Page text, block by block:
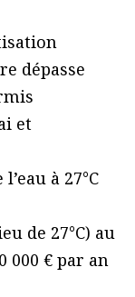
dépasse
et
à 27°C
de 27°C) au
000 € par an